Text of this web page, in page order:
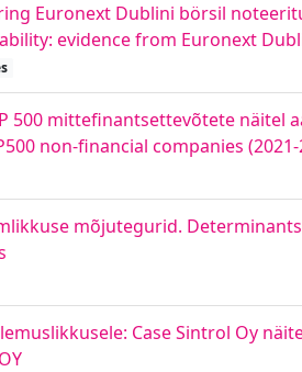
Euronext Dublini börsil
evidence from Euronext
mittefinantsettevõtete näitel
non-financial companies (2021-
mõjutegurid.
Case Sintrol Oy